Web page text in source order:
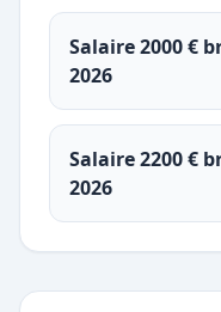
Salaire 2000 €
2026
Salaire 2200 €
2026